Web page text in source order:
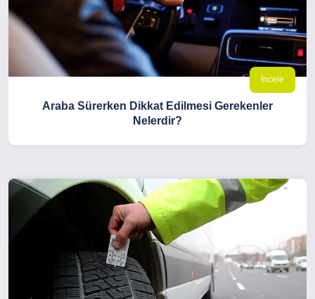
İncele
Araba Sürerken Dikkat Edilmesi Gerekenler
Nelerdir?